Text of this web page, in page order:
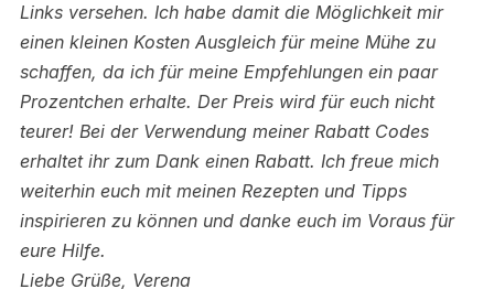
Links versehen. Ich habe damit die Möglichkeit mir
einen kleinen Kosten Ausgleich für meine Mühe zu
schaffen, da ich für meine Empfehlungen ein paar
Prozentchen erhalte. Der Preis wird für euch nicht
teurer! Bei der Verwendung meiner Rabatt Codes
erhaltet ihr zum Dank einen Rabatt. Ich freue mich
weiterhin euch mit meinen Rezepten und Tipps
inspirieren zu können und danke euch im Voraus für
eure Hilfe.
Liebe Grüße, Verena